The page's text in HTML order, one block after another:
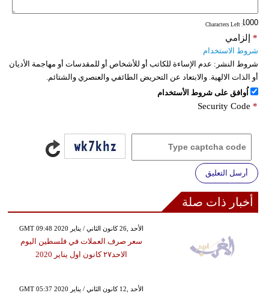
: Characters Left
إلزامي *
شروط الاستخدام
شروط النشر: عدم الإساءة للكاتب أو للأشخاص أو للمقدسات أو مهاجمة الأديان
أو الذات الالهية. والابتعاد عن التحريض الطائفي والعنصري والشتائم.
اُوافق على شروط الأستخدام
Security Code *
أرسل التعليق
أخبار ذات صلة
GMT 09:48 2020 الأحد ,26 كانون الثاني / يناير
سعر صرف العملات في فلسطين اليوم
الاحد٢٧ كانون اول يناير 2020
GMT 05:37 2020 الأحد ,12 كانون الثاني / يناير